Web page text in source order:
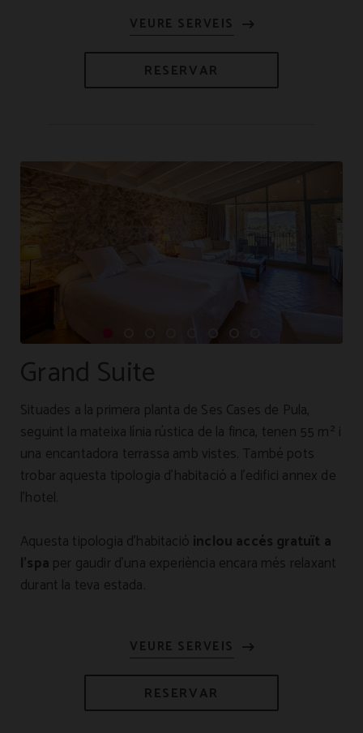
RESERVAR
Grand Suite
Situades a la primera planta de Ses Cases de Pula,
seguint la mateixa línia rústica de la finca, tenen 55 m² i
una encantadora terrassa amb vistes. També pots
trobar aquesta tipologia d'habitació a l'edifici annex de
l'hotel.
Aquesta tipologia d'habitació inclou accés gratuït a
l'spa per gaudir d'una experiència encara més relaxant
durant la teva estada.
RESERVAR